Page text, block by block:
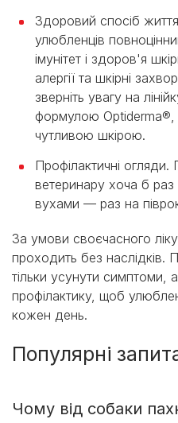
Здоровий спосіб
улюбленців
імунітет і здоров'я
алергії та шкірні
зверніть увагу на
формулою Optiderma®,
чутливою шкірою.
Профілактичні
ветеринару хоча б
вухами — раз на
За умови своєчасного
проходить без
тільки усунути симптоми,
профілактику, щоб
кожен день.
Популярні
Чому від собаки